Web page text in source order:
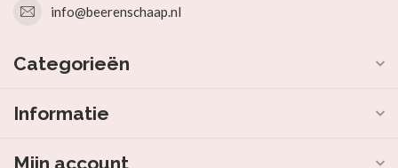
info@beerenschaap.nl
Categorieën
Informatie
Mijn account